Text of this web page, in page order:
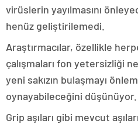
virüslerin yayılmasını
henüz geliştirilemedi.
Araştırmacılar, özellikle
çalışmaları fon yetersizliği
yeni sakızın bulaşmayı
oynayabileceğini düşünüyor.
Grip aşıları gibi mevcut